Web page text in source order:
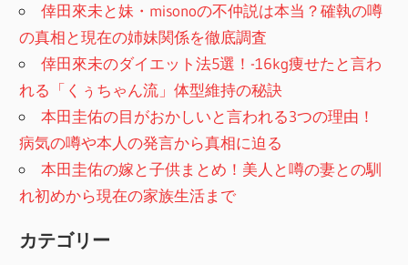
倖田來未と妹・misonoの不仲説は本当？確執の噂
の真相と現在の姉妹関係を徹底調査
倖田來未のダイエット法5選！-16kg痩せたと言わ
れる「くぅちゃん流」体型維持の秘訣
本田圭佑の目がおかしいと言われる3つの理由！
病気の噂や本人の発言から真相に迫る
本田圭佑の嫁と子供まとめ！美人と噂の妻との馴
れ初めから現在の家族生活まで
カテゴリー